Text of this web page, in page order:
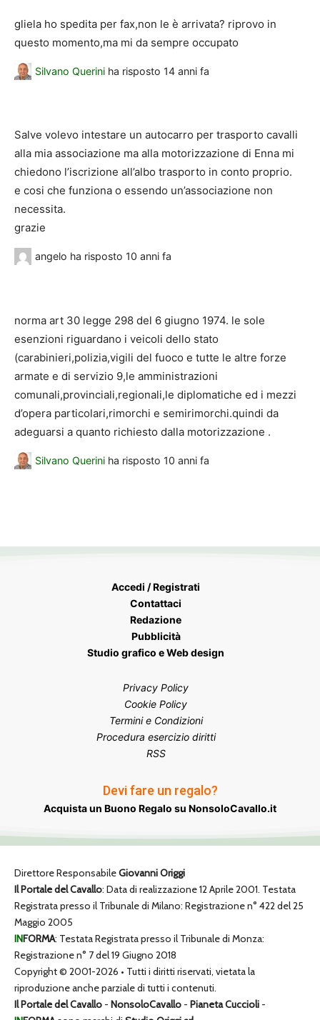
gliela ho spedita per fax,non le è arrivata? riprovo in
questo momento,ma mi da sempre occupato
Silvano Querini ha risposto 14 anni fa
Salve volevo intestare un autocarro per trasporto cavalli
alla mia associazione ma alla motorizzazione di Enna mi
chiedono l’iscrizione all’albo trasporto in conto proprio.
e cosi che funziona o essendo un’associazione non
necessita.
grazie
angelo ha risposto 10 anni fa
norma art 30 legge 298 del 6 giugno 1974. le sole
esenzioni riguardano i veicoli dello stato
(carabinieri,polizia,vigili del fuoco e tutte le altre forze
armate e di servizio 9,le amministrazioni
comunali,provinciali,regionali,le diplomatiche ed i mezzi
d’opera particolari,rimorchi e semirimorchi.quindi da
adeguarsi a quanto richiesto dalla motorizzazione .
Silvano Querini ha risposto 10 anni fa
Accedi / Registrati
Contattaci
Redazione
Pubblicità
Studio grafico e Web design
Privacy Policy
Cookie Policy
Termini e Condizioni
Procedura esercizio diritti
RSS
Devi fare un regalo?
Acquista un Buono Regalo su NonsoloCavallo.it
Direttore ResponsabileGiovanni Origgi
Il Portale del Cavallo: Data di realizzazione 12 Aprile 2001. Testata
Registrata presso il Tribunale di Milano: Registrazione n° 422 del 25
Maggio 2005
INFORMA: Testata Registrata presso il Tribunale di Monza:
Registrazione n° 7 del 19 Giugno 2018
Copyright © 2001-2026 • Tutti i diritti riservati, vietata la
riproduzione anche parziale di tutti i contenuti.
Il Portale del Cavallo - NonsoloCavallo - Pianeta Cuccioli -